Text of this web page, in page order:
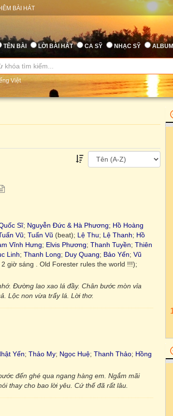
BÀI HÁT
TÊN BÀI LỜI BÀI HÁT CA SỸ NHẠC SỸ ALBUM
Việt
Sĩ; Nguyễn Đức & Hà Phương; Hồ Hoàng
Vũ; Tuấn Vũ (beat); Lệ Thu; Lệ Thanh; Hồ
Vĩnh Hưng; Elvis Phương; Thanh Tuyền; Thiên
Linh; Thanh Long; Duy Quang; Bảo Yến; Vũ
giờ sáng . Old Forester rules the world !!!);
Đường lao xao lá đầy. Chân bước mòn vỉa
Lộc non vừa trẩy lá. Lời thơ.
Yến; Thảo My; Ngọc Huệ; Thanh Thảo; Hồng
đến ghé qua ngang hàng em. Ngắm mãi
thay cho bao lời yêu. Cứ thế đã rất lâu.